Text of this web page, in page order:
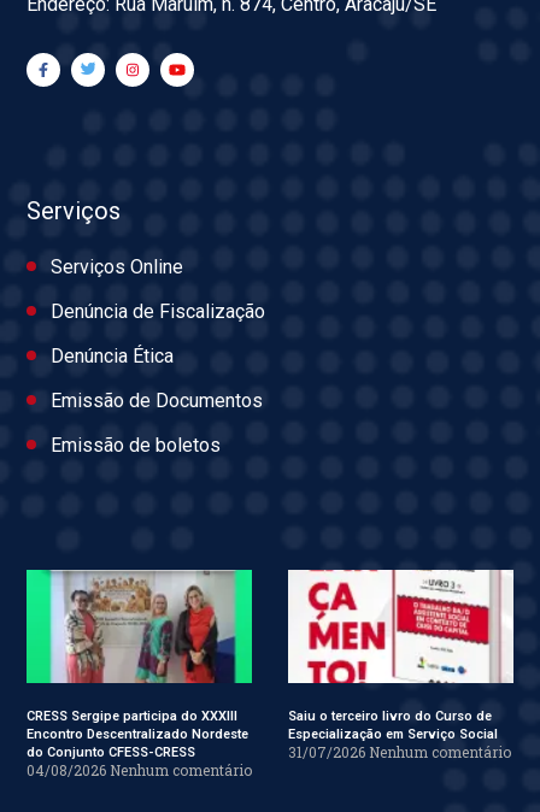
Serviços
Serviços Online
Denúncia de Fiscalização
Denúncia Ética
Emissão de Documentos
Emissão de boletos
CRESS Sergipe participa do XXXIII
Encontro Descentralizado Nordeste
do Conjunto CFESS-CRESS
04/08/2026 Nenhum comentário
Saiu o terceiro livro do Curso de
Especialização em Serviço Social
31/07/2026 Nenhum comentário